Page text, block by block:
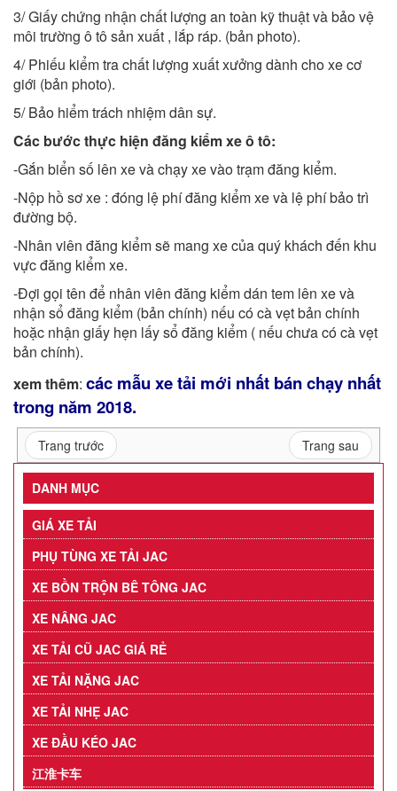
DANH MỤC
GIÁ XE TẢI
PHỤ TÙNG XE TẢI JAC
XE BỒN TRỘN BÊ TÔNG JAC
XE NÂNG JAC
XE TẢI CŨ JAC GIÁ RẺ
XE TẢI NẶNG JAC
XE TẢI NHẸ JAC
XE ĐẦU KÉO JAC
江淮卡车
3/ Giấy chứng nhận chất lượng an toàn kỹ thuật và bảo vệ
môi trường ô tô sản xuất , lắp ráp. (bản photo).
4/ Phiếu kiểm tra chất lượng xuất xưởng dành cho xe cơ
giới (bản photo).
5/ Bảo hiểm trách nhiệm dân sự.
Các bước thực hiện đăng kiểm xe ô tô:
-Gắn biển số lên xe và chạy xe vào trạm đăng kiểm.
-Nộp hồ sơ xe : đóng lệ phí đăng kiểm xe và lệ phí bảo trì
đường bộ.
-Nhân viên đăng kiểm sẽ mang xe của quý khách đến khu
vực đăng kiểm xe.
-Đợi gọi tên để nhân viên đăng kiểm dán tem lên xe và
nhận sổ đăng kiểm (bản chính) nếu có cà vẹt bản chính
hoặc nhận giấy hẹn lấy sổ đăng kiểm ( nếu chưa có cà vẹt
bản chính).
xem thêm: các mẫu xe tải mới nhất bán chạy nhất
trong năm 2018.
Trang trước Trang sau